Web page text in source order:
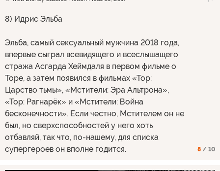
8) Идрис Эльба
Эльба, самый сексуальный мужчина 2018 года,
впервые сыграл всевидящего и всеслышащего
стража Асгарда Хеймдаля в первом фильме о
Торе, а затем появился в фильмах «Тор:
Царство тьмы», «Мстители: Эра Альтрона»,
«Тор: Рагнарёк» и «Мстители: Война
бесконечности». Если честно, Мстителем он не
был, но сверхспособностей у него хоть
отбавляй, так что, по-нашему, для списка
супергероев он вполне годится.
8 / 10